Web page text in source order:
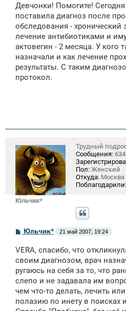
б
щ
е
н
и
Девчонки! Помогите!
поставила диагноз после
обследования - хронический
лечение антибиотиками и
актовегин - 2 месяца. У кого
назначали и как лечение
результаты. С таким
протокол.
Юльчик*
Трудный
Сообщения: 634
Пол: Женский
Откуда: Москва
Поблагодарили:
С
о
б
щ
н
и
Юльчик* 21 май 2007, 19:24
VERA, спасибо, что
своим диагнозом, врач
ругаюсь на себя за то, что
слепо и не задавала им
чем что-то делать, лечить
полазию по инету в поисках